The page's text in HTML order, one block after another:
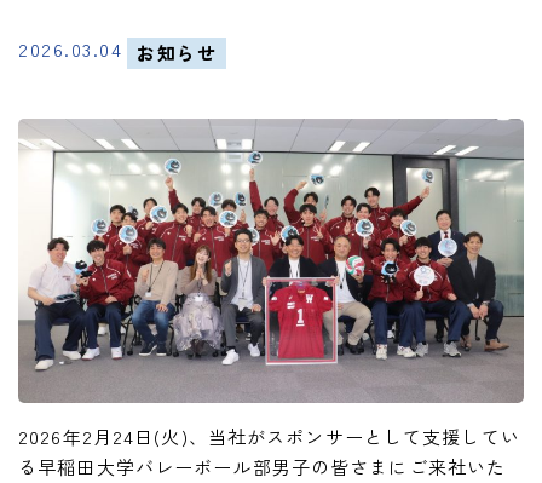
2026.03.04 お知らせ
2026年2月24日(火)、当社がスポンサーとして支援してい
る早稲田大学バレーボール部男子の皆さまにご来社いた